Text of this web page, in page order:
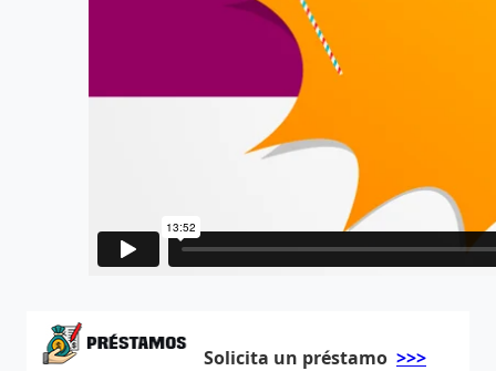
Solicita un préstamo >>>